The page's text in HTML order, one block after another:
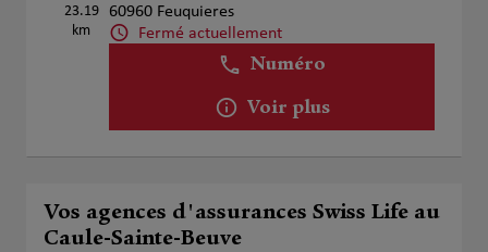
23.19
km
60960 Feuquieres
Fermé actuellement
Numéro
Voir plus
Vos agences d'assurances Swiss Life au
Caule-Sainte-Beuve